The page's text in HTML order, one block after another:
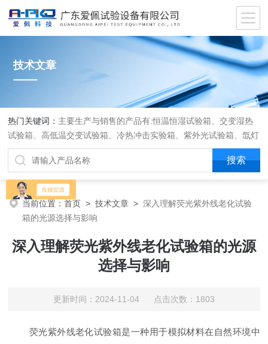
技术文章
热门关键词： 主要生产与销售的产品有:恒温恒湿试验箱、交变湿热
试验箱、高低温交变试验箱、冷热冲击实验箱、紫外光试验箱、氙灯
老化箱、恒温恒湿实验室、沙尘试验箱、淋雨试验箱、盐水喷雾试验
箱、各种振动试验台、拉力试验机、蒸汽老化试验机、跌落试验机、
插拔力试验机、按健寿命试验机、纸带耐磨擦试验机、工业烘烤箱
当前位置：首页 >技术文章 >深入理解荧光紫外线老化试验
箱的光源选择与影响
深入理解荧光紫外线老化试验箱的光源
选择与影响
更新时间：2024-11-04 点击次数：1803
荧光紫外线老化试验箱是一种用于模拟材料在自然环境中